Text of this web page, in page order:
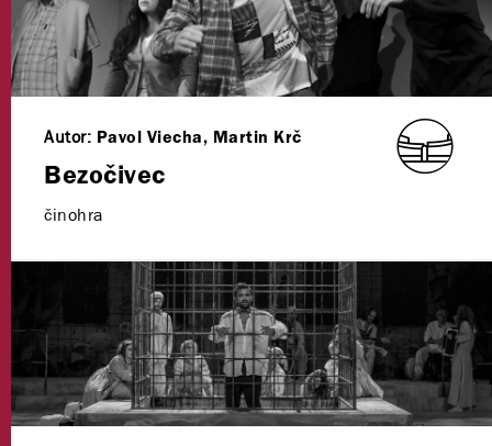
Autor: Pavol Viecha, Martin Krč
Bezočivec
činohra